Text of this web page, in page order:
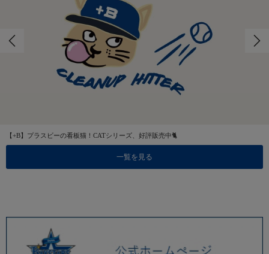
【+B】プラスビーの看板猫！CATシリーズ、好評販売中🐈
一覧を見る